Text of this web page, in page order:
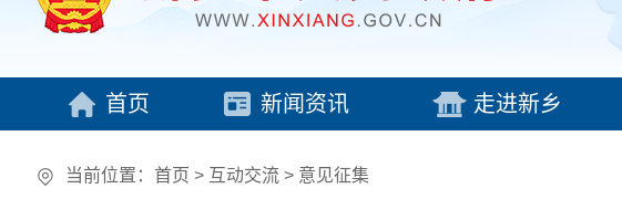
首页 新闻资讯 走进新乡
当前位置： 首页 > 互动交流 > 意见征集